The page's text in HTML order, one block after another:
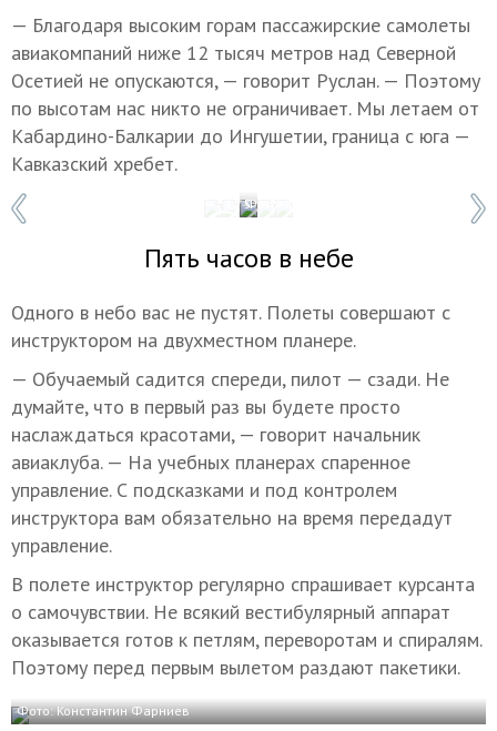
— Благодаря высоким горам пассажирские самолеты
авиакомпаний ниже 12 тысяч метров над Северной
Осетией не опускаются, — говорит Руслан. — Поэтому
по высотам нас никто не ограничивает. Мы летаем от
Кабардино-Балкарии до Ингушетии, граница с юга —
Кавказский хребет.
Фото: Константин Фарниев
1 / 5
Пять часов в небе
Одного в небо вас не пустят. Полеты совершают с
инструктором на двухместном планере.
— Обучаемый садится спереди, пилот — сзади. Не
думайте, что в первый раз вы будете просто
наслаждаться красотами, — говорит начальник
авиаклуба. — На учебных планерах спаренное
управление. С подсказками и под контролем
инструктора вам обязательно на время передадут
управление.
В полете инструктор регулярно спрашивает курсанта
о самочувствии. Не всякий вестибулярный аппарат
оказывается готов к петлям, переворотам и спиралям.
Поэтому перед первым вылетом раздают пакетики.
Фото: Константин Фарниев